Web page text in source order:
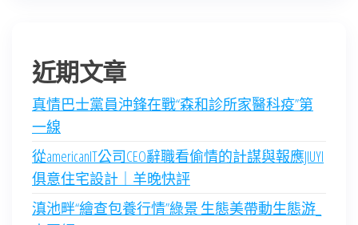
近期文章
真情巴士黨員沖鋒在戰“森和診所家醫科疫”第
一線
從americanIT公司CEO辭職看偷情的計謀與報應JIUYI
俱意住宅設計｜羊晚快評
滇池畔“繪查包養行情”綠景 生態美帶動生態游_